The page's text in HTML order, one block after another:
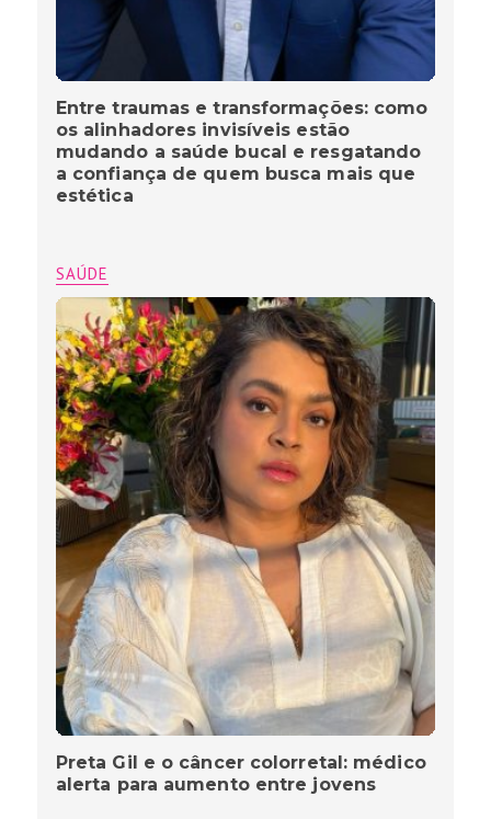
Entre traumas e transformações: como
os alinhadores invisíveis estão
mudando a saúde bucal e resgatando
a confiança de quem busca mais que
estética
SAÚDE
Preta Gil e o câncer colorretal: médico
alerta para aumento entre jovens